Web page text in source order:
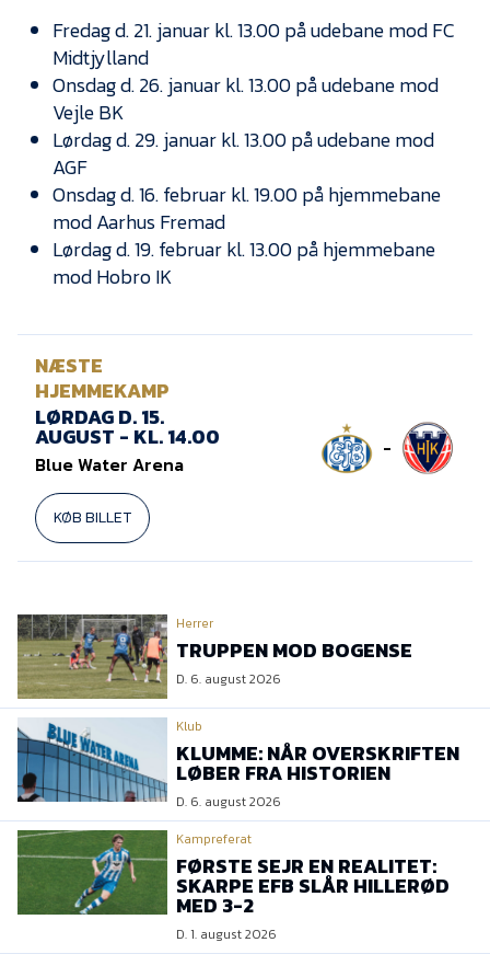
Fredag d. 21. januar kl. 13.00 på udebane mod FC
Midtjylland
Onsdag d. 26. januar kl. 13.00 på udebane mod
Vejle BK
Lørdag d. 29. januar kl. 13.00 på udebane mod
AGF
Onsdag d. 16. februar kl. 19.00 på hjemmebane
mod Aarhus Fremad
Lørdag d. 19. februar kl. 13.00 på hjemmebane
mod Hobro IK
NÆSTE
HJEMMEKAMP
LØRDAG D. 15.
AUGUST - KL. 14.00
Blue Water Arena
KØB BILLET
-
Herrer
TRUPPEN MOD BOGENSE
D. 6. august 2026
Klub
KLUMME: NÅR OVERSKRIFTEN
LØBER FRA HISTORIEN
D. 6. august 2026
Kampreferat
FØRSTE SEJR EN REALITET:
SKARPE EFB SLÅR HILLERØD
MED 3-2
D. 1. august 2026